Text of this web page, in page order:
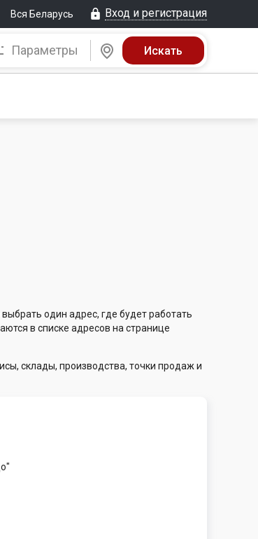
Вся Беларусь Вход и регистрация
Параметры
один адрес, где будет работать
в списке адресов на странице
склады, производства, точки продаж и